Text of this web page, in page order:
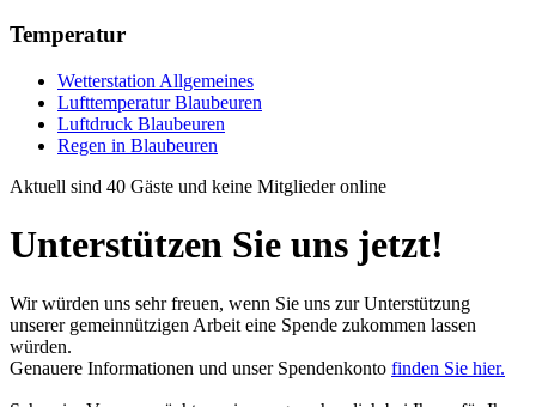
Temperatur
Wetterstation Allgemeines
Lufttemperatur Blaubeuren
Luftdruck Blaubeuren
Regen in Blaubeuren
Aktuell sind 40 Gäste und keine Mitglieder online
Unterstützen Sie uns jetzt!
Wir würden uns sehr freuen, wenn Sie uns zur Unterstützung
unserer gemeinnützigen Arbeit eine Spende zukommen lassen
würden.
Genauere Informationen und unser Spendenkonto finden Sie hier.